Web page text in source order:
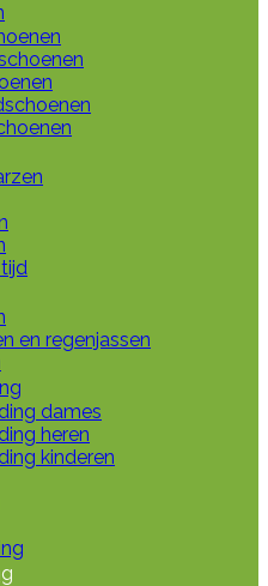
en regenjassen
dames
heren
kinderen